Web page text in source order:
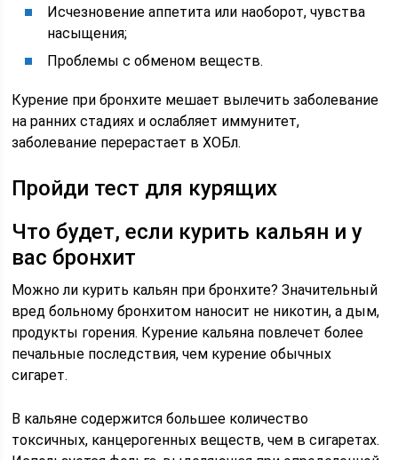
Исчезновение аппетита или наоборот, чувства
насыщения;
Проблемы с обменом веществ.
Курение при бронхите мешает вылечить заболевание
на ранних стадиях и ослабляет иммунитет,
заболевание перерастает в ХОБл.
Пройди тест для курящих
Что будет, если курить кальян и у
вас бронхит
Можно ли курить кальян при бронхите? Значительный
вред больному бронхитом наносит не никотин, а дым,
продукты горения. Курение кальяна повлечет более
печальные последствия, чем курение обычных
сигарет.
В кальяне содержится большее количество
токсичных, канцерогенных веществ, чем в сигаретах.